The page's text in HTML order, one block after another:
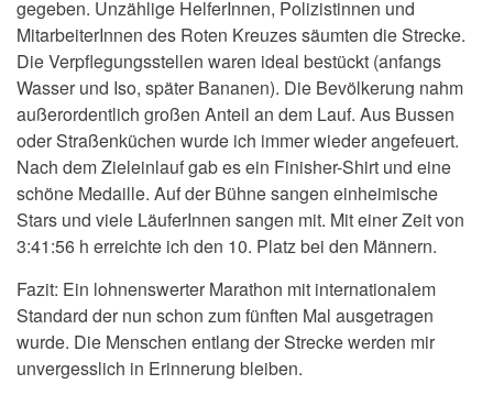
gegeben. Unzählige HelferInnen, Polizistinnen und
MitarbeiterInnen des Roten Kreuzes säumten die Strecke.
Die Verpflegungsstellen waren ideal bestückt (anfangs
Wasser und Iso, später Bananen). Die Bevölkerung nahm
außerordentlich großen Anteil an dem Lauf. Aus Bussen
oder Straßenküchen wurde ich immer wieder angefeuert.
Nach dem Zieleinlauf gab es ein Finisher-Shirt und eine
schöne Medaille. Auf der Bühne sangen einheimische
Stars und viele LäuferInnen sangen mit. Mit einer Zeit von
3:41:56 h erreichte ich den 10. Platz bei den Männern.
Fazit: Ein lohnenswerter Marathon mit internationalem
Standard der nun schon zum fünften Mal ausgetragen
wurde. Die Menschen entlang der Strecke werden mir
unvergesslich in Erinnerung bleiben.